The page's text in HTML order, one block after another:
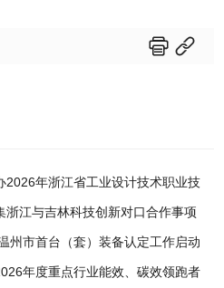
 
2026年浙江省工业设计技术职业技
浙江与吉林科技创新对口合作事项
州市首台（套）装备认定工作启动
年度重点行业能效、碳效领跑者